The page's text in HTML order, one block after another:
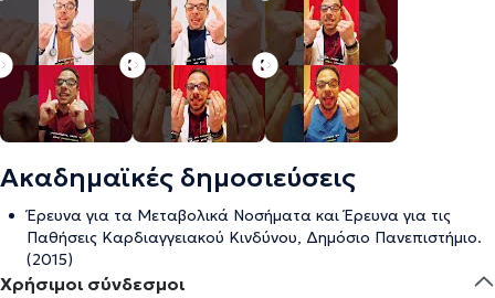
Ακαδημαϊκές δημοσιεύσεις
Έρευνα για τα Μεταβολικά Νοσήματα και Έρευνα για τις
Παθήσεις Καρδιαγγειακού Κινδύνου, Δημόσιο Πανεπιστήμιο.
(2015)
Χρήσιμοι σύνδεσμοι